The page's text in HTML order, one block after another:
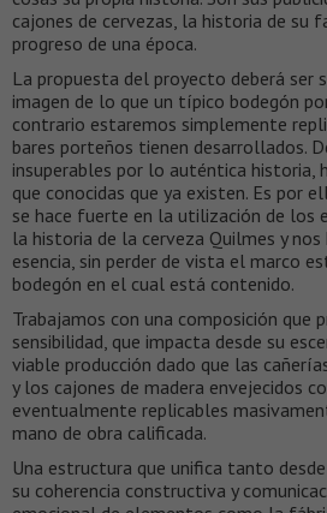
cajones de cervezas, la historia de su
progreso de una época.
La propuesta del proyecto deberá ser
imagen de lo que un típico bodegón
contrario estaremos simplemente
bares porteños tienen desarrollados.
insuperables por lo auténtica historia,
que conocidas que ya existen. Es por
se hace fuerte en la utilización de los
la historia de la cerveza Quilmes y nos
esencia, sin perder de vista el marco
bodegón en el cual está contenido.
Trabajamos con una composición que
sensibilidad, que impacta desde su
viable producción dado que las
y los cajones de madera envejecidos
eventualmente replicables
mano de obra calificada.
Una estructura que unifica tanto
su coherencia constructiva y